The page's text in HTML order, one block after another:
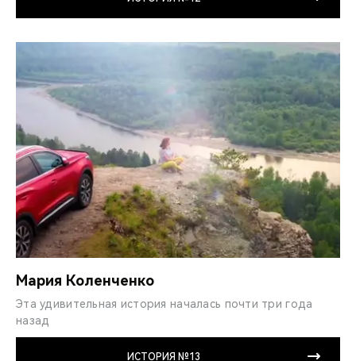
Мария Коленченко
Эта удивительная история началась почти три года
назад
ИСТОРИЯ №13